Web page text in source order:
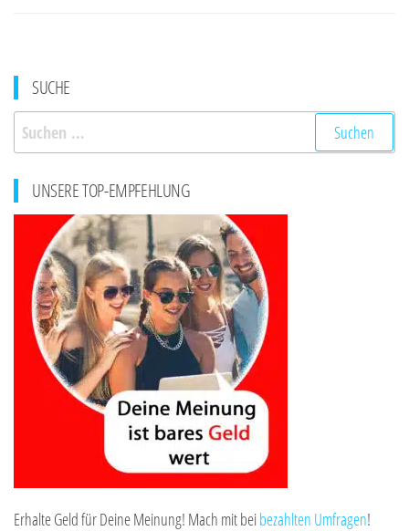
SUCHE
Suchen
nach:
UNSERE TOP-EMPFEHLUNG
Erhalte Geld für Deine Meinung! Mach mit beibezahlten Umfragen!